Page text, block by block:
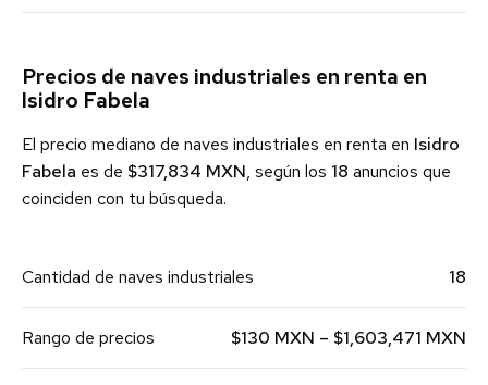
Precios de naves industriales en renta en
Isidro Fabela
El precio mediano de naves industriales en renta en Isidro
Fabela es de $317,834 MXN, según los 18 anuncios que
coinciden con tu búsqueda.
Cantidad de naves industriales 18
Rango de precios $130 MXN – $1,603,471 MXN